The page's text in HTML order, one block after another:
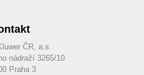
ČR, a.s.
nádraží 3265/10
Praha 3